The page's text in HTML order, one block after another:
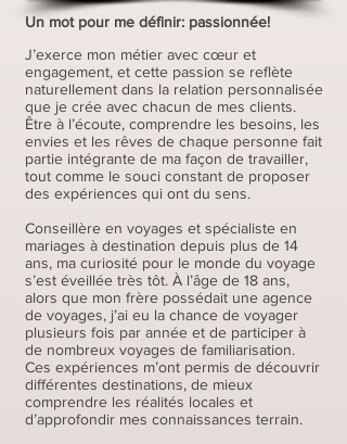
Un mot pour me définir: passionnée!
J’exerce mon métier avec cœur et
engagement, et cette passion se reflète
naturellement dans la relation personnalisée
que je crée avec chacun de mes clients.
Être à l’écoute, comprendre les besoins, les
envies et les rêves de chaque personne fait
partie intégrante de ma façon de travailler,
tout comme le souci constant de proposer
des expériences qui ont du sens.
Conseillère en voyages et spécialiste en
mariages à destination depuis plus de 14
ans, ma curiosité pour le monde du voyage
s’est éveillée très tôt. À l’âge de 18 ans,
alors que mon frère possédait une agence
de voyages, j’ai eu la chance de voyager
plusieurs fois par année et de participer à
de nombreux voyages de familiarisation.
Ces expériences m’ont permis de découvrir
différentes destinations, de mieux
comprendre les réalités locales et
d’approfondir mes connaissances terrain.